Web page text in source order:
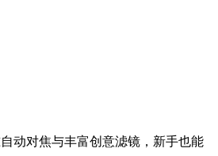
动对焦与丰富创意滤镜，新手也能